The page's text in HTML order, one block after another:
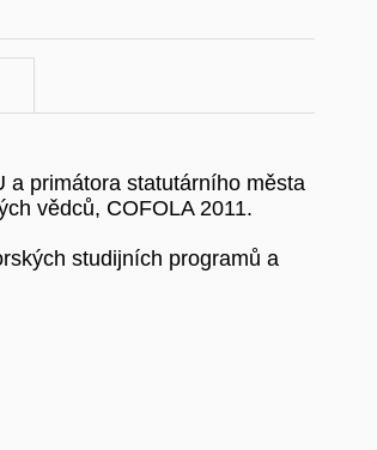
a primátora statutárního města
vědců, COFOLA 2011.
studijních programů a